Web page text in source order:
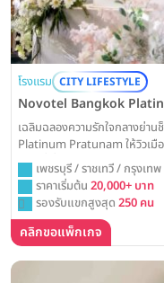
โรงแรม CITY LIFESTYLE
Novotel Bangkok
เฉลิมฉลองความรักใจกลางย่า
Platinum Pratunam ให้วิวเมื
วิวาห์ที่เปี่ยมด้วยสีสันและความส
เพชรบุรี / ราชเทวี / กรุงเทพ
ราคาเริ่มต้น 20,000+ บาท
รองรับแขกสูงสุด 250 คน
คลิกขอแพ็กเกจ